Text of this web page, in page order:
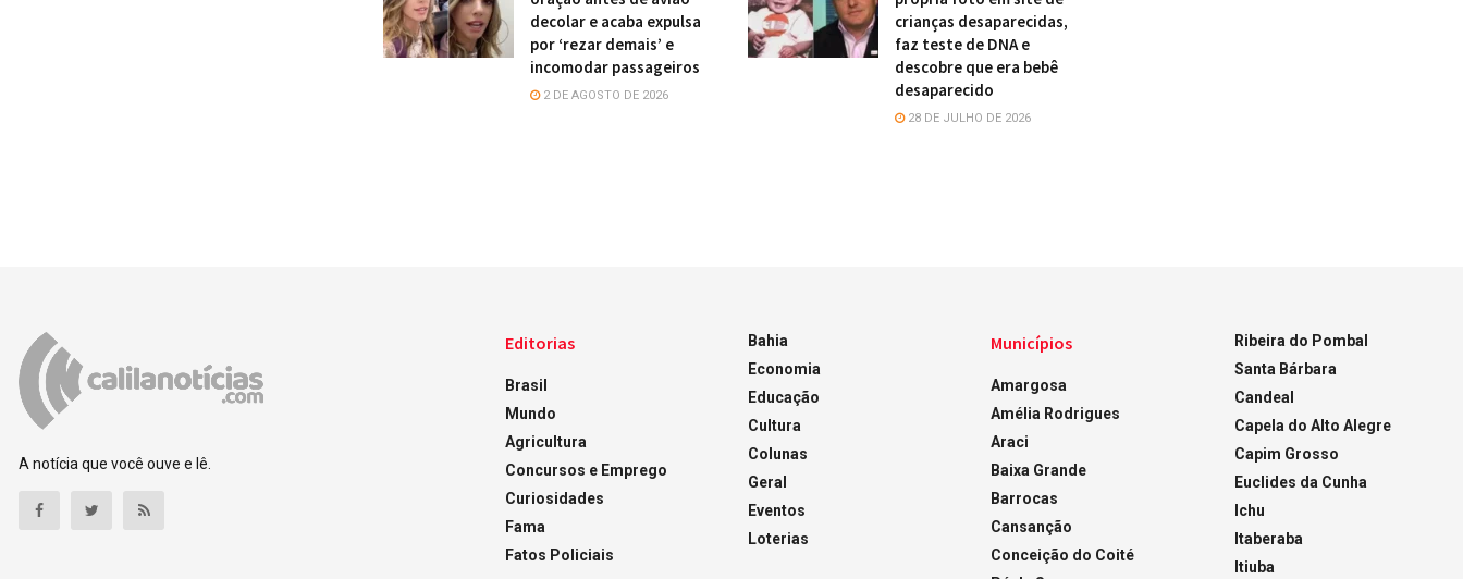
decolar e acaba expulsa
por ‘rezar demais’ e
incomodar passageiros
2 DE AGOSTO DE 2026
crianças desaparecidas,
faz teste de DNA e
descobre que era bebê
desaparecido
28 DE JULHO DE 2026
A notícia que você ouve e lê.
Editorias
Brasil
Mundo
Agricultura
Concursos e Emprego
Curiosidades
Fama
Fatos Policiais
Bahia
Economia
Educação
Cultura
Colunas
Geral
Eventos
Loterias
Municípios
Amargosa
Amélia Rodrigues
Araci
Baixa Grande
Barrocas
Cansanção
Conceição do Coité
Ribeira do Pombal
Santa Bárbara
Candeal
Capela do Alto Alegre
Capim Grosso
Euclides da Cunha
Ichu
Itaberaba
Itiuba